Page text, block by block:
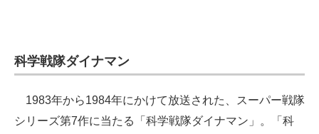
科学戦隊ダイナマン
1983年から1984年にかけて放送された、スーパー戦隊
シリーズ第7作に当たる「科学戦隊ダイナマン」。「科